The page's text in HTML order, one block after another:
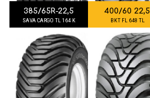
385/65R-22,5
SAVA CARGO TL 164 K
400/60 22,5
BKT FL 648 TL